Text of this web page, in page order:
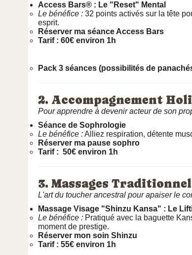
Access Bars® : Le "Reset" Mental
Le bénéfice : 32 points activés sur la tête
esprit.
Réserver ma séance Access Bars
Tarif : 60€ environ 1h
Pack 3 séances (possibilités de
2. Accompagnement
Pour apprendre à devenir acteur de son
Séance de Sophrologie
Le bénéfice :Alliez respiration, détente
Réserver ma pause sophro
Tarif : 50€ environ 1h
3. Massages
L'art du toucher ancestral pour apaiser le
Massage Visage "Shinzu Kansa" : Le
Le bénéfice : Pratiqué avec la baguette
moment de prestige.
Réserver mon soin Shinzu
Tarif : 55€ environ 1h